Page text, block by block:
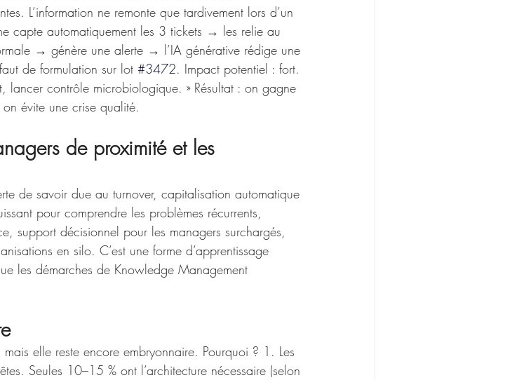
L’information ne remonte que tardivement lors d’un
capte automatiquement les 3 tickets → les relie au
→ génère une alerte → l’IA générative rédige une
de formulation sur lot #3472. Impact potentiel : fort.
lancer contrôle microbiologique. » Résultat : on gagne
évite une crise qualité.
de proximité et les
de savoir due au turnover, capitalisation automatique
pour comprendre les problèmes récurrents,
support décisionnel pour les managers surchargés,
en silo. C’est une forme d’apprentissage
les démarches de Knowledge Management
mais elle reste encore embryonnaire. Pourquoi ? 1. Les
Seules 10–15 % ont l’architecture nécessaire (selon